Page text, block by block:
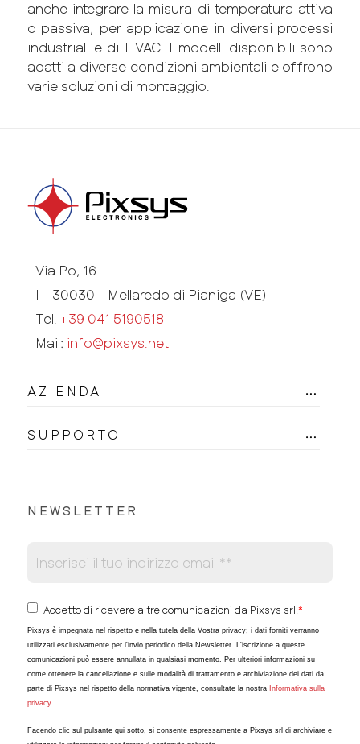
anche integrare la misura di temperatura attiva
o passiva, per applicazione in diversi processi
industriali e di HVAC. I modelli disponibili sono
adatti a diverse condizioni ambientali e offrono
varie soluzioni di montaggio.
Via Po, 16
I - 30030 - Mellaredo di Pianiga (VE)
Tel. +39 041 5190518
Mail: info@pixsys.net
AZIENDA
SUPPORTO
NEWSLETTER
Accetto di ricevere altre comunicazioni da Pixsys srl. *
Pixsys è impegnata nel rispetto e nella tutela della Vostra privacy; i dati forniti verranno
utilizzati esclusivamente per l'invio periodico della Newsletter. L'iscrizione a queste
comunicazioni può essere annullata in qualsiasi momento. Per ulteriori informazioni su
come ottenere la cancellazione e sulle modalità di trattamento e archiviazione dei dati da
parte di Pixsys nel rispetto della normativa vigente, consultate la nostra Informativa sulla
privacy.
Facendo clic sul pulsante qui sotto, si consente espressamente a Pixsys srl di archiviare e